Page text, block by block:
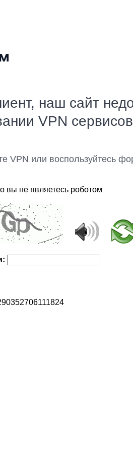
наш сайт
VPN сервисов
VPN или воспользуйтесь
вы не являетесь роботом